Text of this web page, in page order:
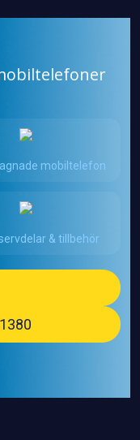
mobiltelefon
& tillbehör